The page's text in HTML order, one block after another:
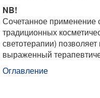
NB!
Сочетанное
традиционных
светотерапии)
выраженный
Оглавление